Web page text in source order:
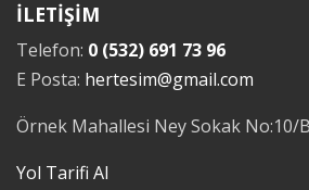
İLETİŞİM
Telefon: 0 (532) 691 73 96
E Posta: hertesim@gmail.com
Örnek Mahallesi Ney Sokak No:10/
Yol Tarifi Al